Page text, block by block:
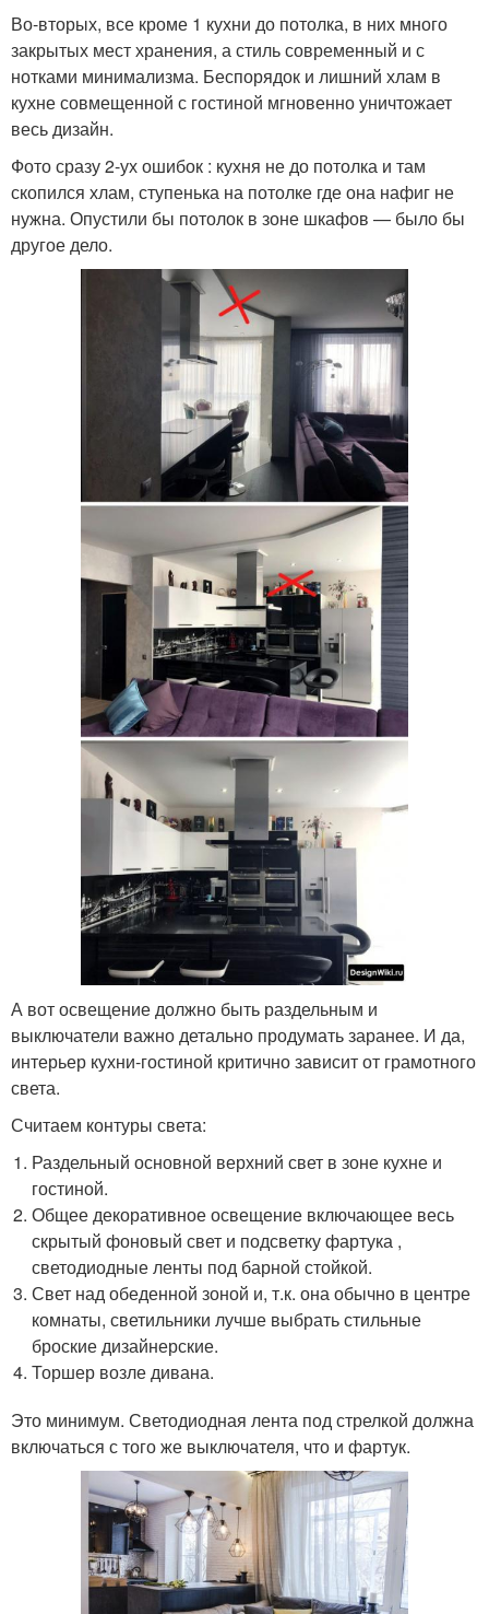
Во-вторых, все кроме 1 кухни до потолка, в них много
закрытых мест хранения, а стиль современный и с
нотками минимализма. Беспорядок и лишний хлам в
кухне совмещенной с гостиной мгновенно уничтожает
весь дизайн.
Фото сразу 2-ух ошибок : кухня не до потолка и там
скопился хлам, ступенька на потолке где она нафиг не
нужна. Опустили бы потолок в зоне шкафов — было бы
другое дело.
А вот освещение должно быть раздельным и
выключатели важно детально продумать заранее. И да,
интерьер кухни-гостиной критично зависит от грамотного
света.
Считаем контуры света:
Раздельный основной верхний свет в зоне кухне и
гостиной.
Общее декоративное освещение включающее весь
скрытый фоновый свет и подсветку фартука ,
светодиодные ленты под барной стойкой.
Свет над обеденной зоной и, т.к. она обычно в центре
комнаты, светильники лучше выбрать стильные
броские дизайнерские.
Торшер возле дивана.
Это минимум. Светодиодная лента под стрелкой должна
включаться с того же выключателя, что и фартук.